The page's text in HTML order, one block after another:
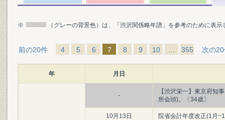
※ （グレーの背景色）は、「渋沢関係略年譜」を参考のために表
前の20件 4 5 6 7 8 9 10 355 次の
年 月日
-
【渋沢栄一】東京府知
所会頭)。〔34歳〕
10月13日 院省会計年度改正(1月